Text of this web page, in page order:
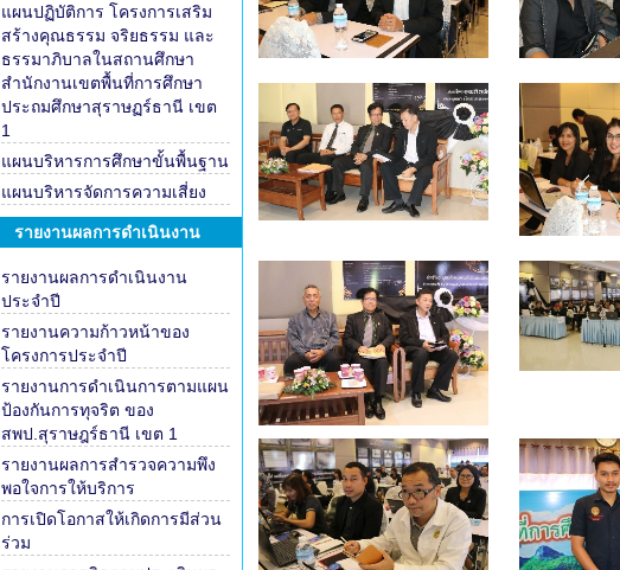
แผนปฏิบัติการ โครงการเสริม
สร้างคุณธรรม จริยธรรม และ
ธรรมาภิบาลในสถานศึกษา
สำนักงานเขตพื้นที่การศึกษา
ประถมศึกษาสุราษฏร์ธานี เขต
1
แผนบริหารการศึกษาขั้นพื้นฐาน
แผนบริหารจัดการความเสี่ยง
รายงานผลการดำเนินงาน
รายงานผลการดำเนินงาน
ประจำปี
รายงานความก้าวหน้าของ
โครงการประจำปี
รายงานการดำเนินการตามแผน
ป้องกันการทุจริต ของ
สพป.สุราษฎร์ธานี เขต 1
รายงานผลการสำรวจความพึง
พอใจการให้บริการ
การเปิดโอกาสให้เกิดการมีส่วน
ร่วม